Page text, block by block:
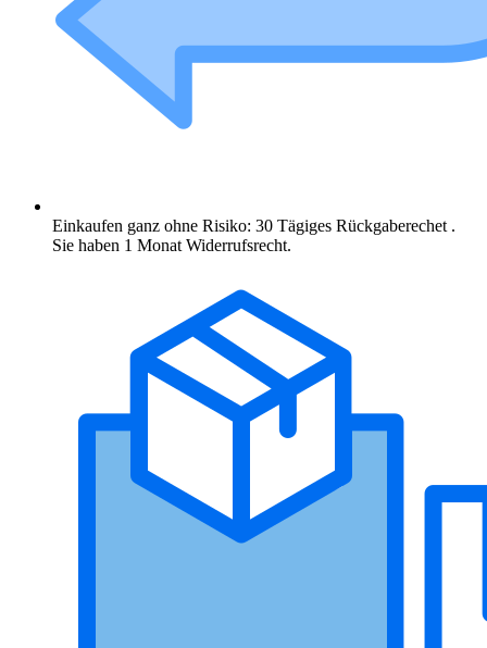
Einkaufen ganz ohne Risiko: 30 Tägiges Rückgaberechet .
Sie haben 1 Monat Widerrufsrecht.